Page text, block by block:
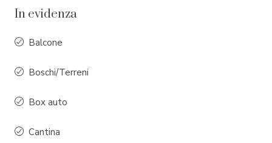
In evidenza
Balcone
Boschi/Terreni
Box auto
Cantina